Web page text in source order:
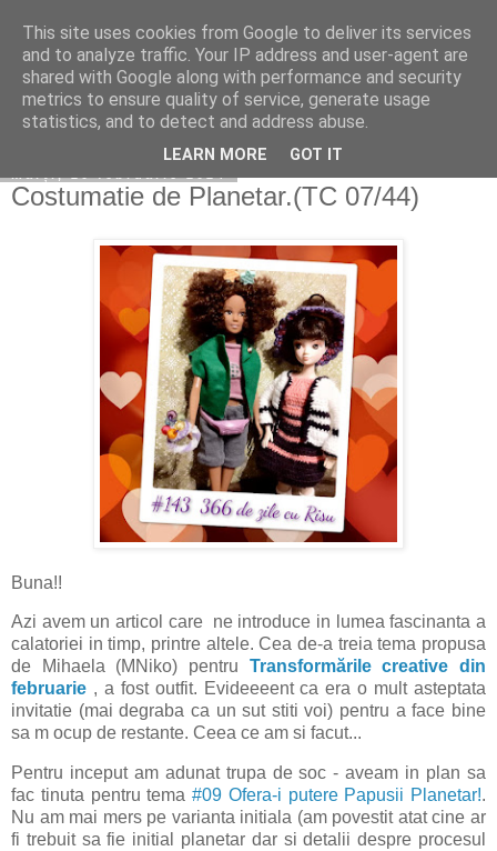
Copilarim
Costumatie de Planetar.(TC 07/44)
Buna!!
Azi avem un articol care ne introduce in lumea fascinanta a
calatoriei in timp, printre altele. Cea de-a treia tema propusa
de Mihaela (MNiko) pentru Transformările creative din
februarie , a fost outfit. Evideeeent ca era o mult asteptata
invitatie (mai degraba ca un sut stiti voi) pentru a face bine
sa m ocup de restante. Ceea ce am si facut...
Pentru inceput am adunat trupa de soc - aveam in plan sa
fac tinuta pentru tema #09 Ofera-i putere Papusii Planetar!.
Nu am mai mers pe varianta initiala (am povestit atat cine ar
fi trebuit sa fie initial planetar dar si detalii despre procesul
This site uses cookies from Google to deliver its services
and to analyze traffic. Your IP address and user-agent are
shared with Google along with performance and security
metrics to ensure quality of service, generate usage
statistics, and to detect and address abuse.
LEARN MORE GOT IT